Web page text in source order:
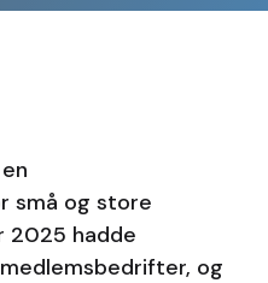
små og store
2025 hadde
og